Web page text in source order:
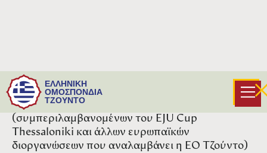
ΕΛΛΗΝΙΚΗ
ΟΜΟΣΠΟΝΔΙΑ
ΤΖΟΥΝΤΟ
Κατόπιν ανακοίνωσης της Ευρωπαϊκής
Ομοσπονδίας Τζούντο, όσοι επιθυμούν να
φωτογραφίζουν σε ευρωπαϊκά event
(συμπεριλαμβανομένων του EJU Cup
Thessaloniki και άλλων ευρωπαϊκών
διοργανώσεων που αναλαμβάνει η ΕΟ Τζούντο)